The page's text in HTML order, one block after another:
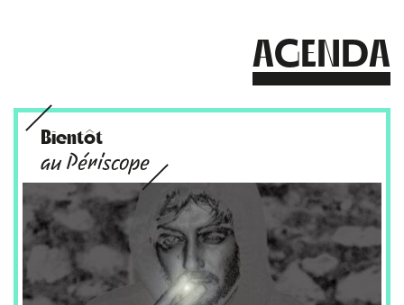
AGENDA
Bientôt
au Périscope